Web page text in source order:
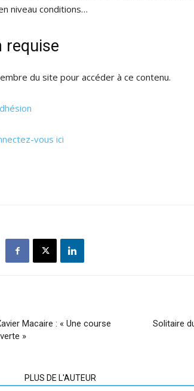
niveau conditions…
requise
du site pour accéder à ce contenu.
vous ici
Macaire : « Une course
»
Solitaire
PLUS DE L'AUTEUR